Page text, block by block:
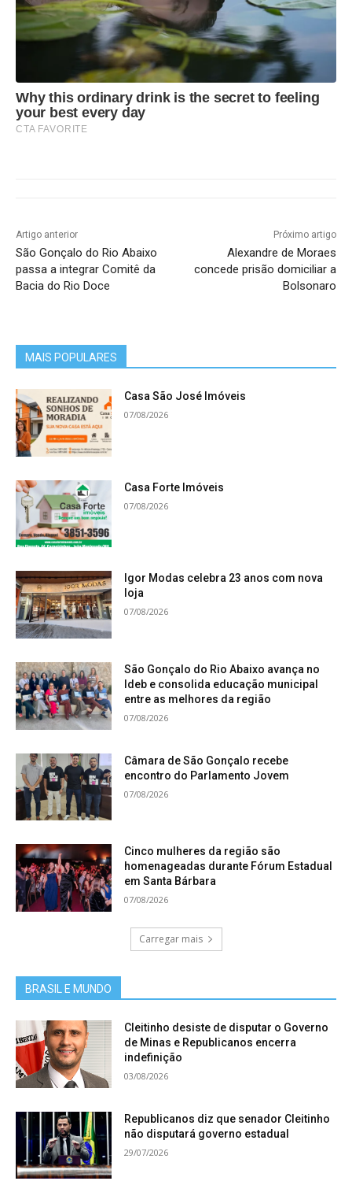
Why this ordinary drink is the secret to feeling
your best every day
CTA FAVORITE
Artigo anterior
São Gonçalo do Rio Abaixo
passa a integrar Comitê da
Bacia do Rio Doce
Próximo artigo
Alexandre de Moraes
concede prisão domiciliar a
Bolsonaro
MAIS POPULARES
Casa São José Imóveis
07/08/2026
Casa Forte Imóveis
07/08/2026
Igor Modas celebra 23 anos com nova
loja
07/08/2026
São Gonçalo do Rio Abaixo avança no
Ideb e consolida educação municipal
entre as melhores da região
07/08/2026
Câmara de São Gonçalo recebe
encontro do Parlamento Jovem
07/08/2026
Cinco mulheres da região são
homenageadas durante Fórum Estadual
em Santa Bárbara
07/08/2026
Carregar mais
BRASIL E MUNDO
Cleitinho desiste de disputar o Governo
de Minas e Republicanos encerra
indefinição
03/08/2026
Republicanos diz que senador Cleitinho
não disputará governo estadual
29/07/2026